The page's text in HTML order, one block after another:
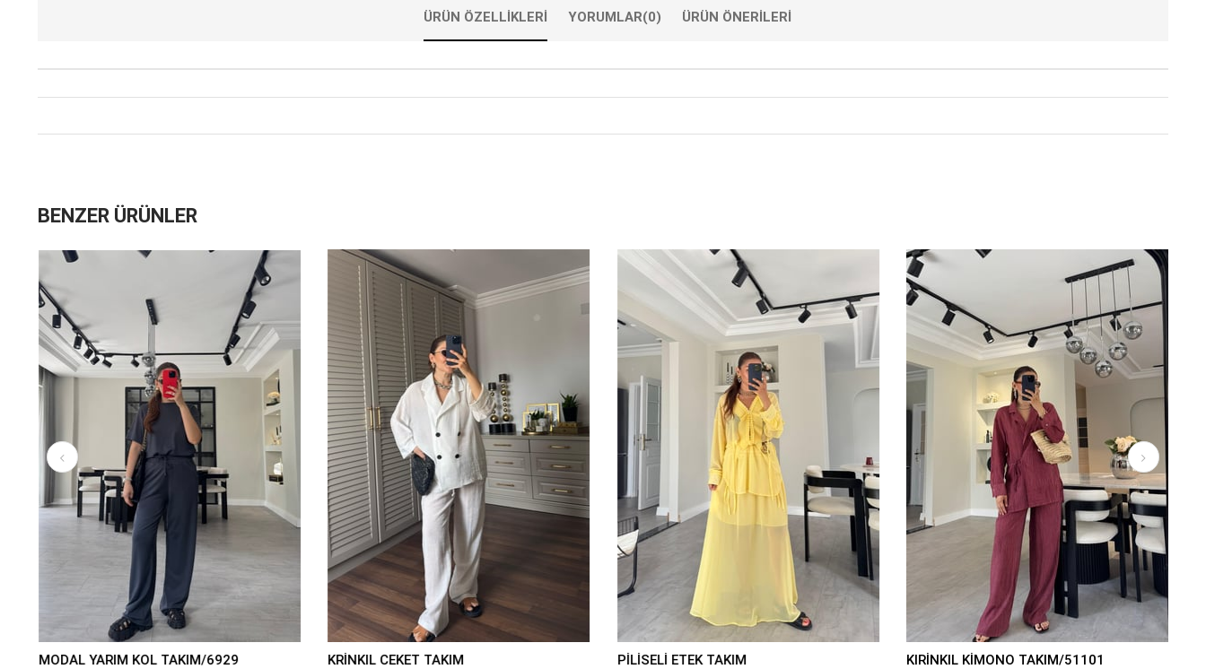
ÜRÜN ÖZELLIKLERI YORUMLAR(0) ÜRÜN ÖNERILERI
BENZER ÜRÜNLER
MODAL YARIM KOL TAKIM/6929 KRİNKIL CEKET TAKIM PİLİSELİ ETEK TAKIM KIRİNKIL KİMONO TAKIM/51101